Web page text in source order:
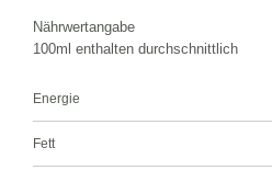
Nährwertangabe
100ml enthalten durchschnittlich
Energie
Fett